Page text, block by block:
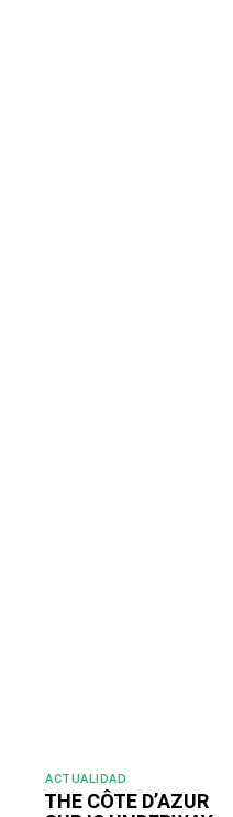
ACTUALIDAD
THE CÔTE D’AZUR